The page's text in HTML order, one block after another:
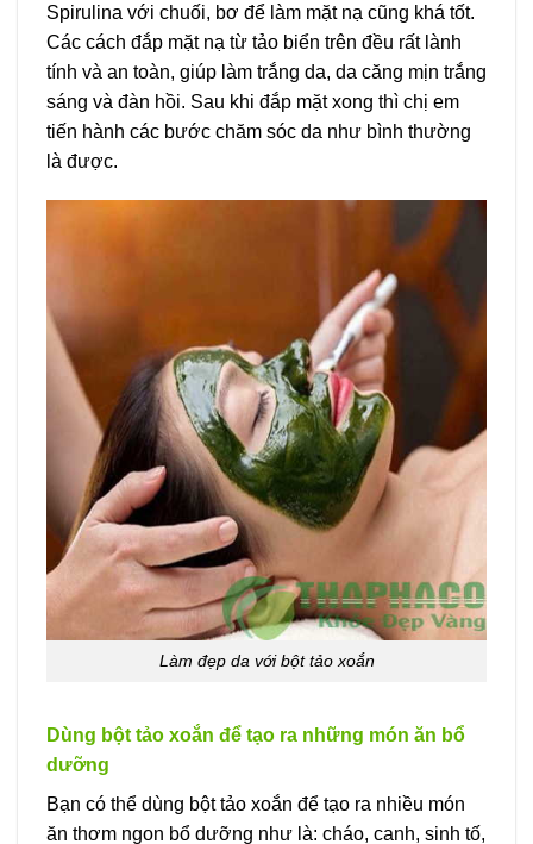
Spirulina với chuối, bơ để làm mặt nạ cũng khá tốt.
Các cách đắp mặt nạ từ tảo biển trên đều rất lành
tính và an toàn, giúp làm trắng da, da căng mịn trắng
sáng và đàn hồi. Sau khi đắp mặt xong thì chị em
tiến hành các bước chăm sóc da như bình thường
là được.
Làm đẹp da với bột tảo xoắn
Dùng bột tảo xoắn để tạo ra những món ăn bổ
dưỡng
Bạn có thể dùng bột tảo xoắn để tạo ra nhiều món
ăn thơm ngon bổ dưỡng như là: cháo, canh, sinh tố,